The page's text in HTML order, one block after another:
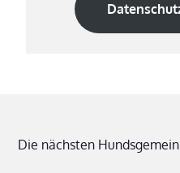
Die nächsten